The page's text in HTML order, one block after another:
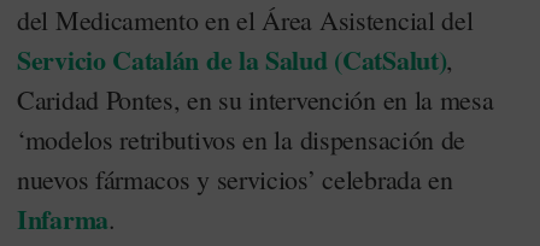
del Medicamento en el Área Asistencial del
Servicio Catalán de la Salud (CatSalut),
Caridad Pontes, en su intervención en la mesa
‘modelos retributivos en la dispensación de
nuevos fármacos y servicios’ celebrada en
Infarma.